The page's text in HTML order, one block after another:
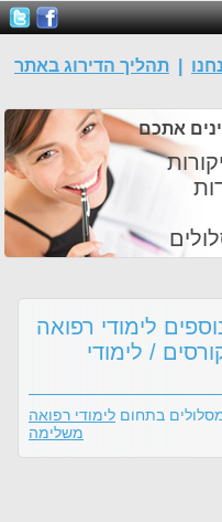
תהליך הדירוג באתר
אתכם
לימודי רפואה
/ לימודי
בתחום לימודי רפואה
משלימה